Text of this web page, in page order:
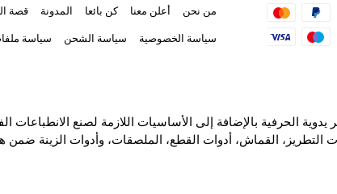
من نحن أعلن معنا كن بائعا المدونة قصة
سياسة الخصوصية سياسة الشحن سياسة
الحرفية بالإضافة إلى الأساسيات اللازمة لصنع الانطباعات
التطريز، القماش، أدوات القطع، الملصقات، وأدوات الزينة ضمن